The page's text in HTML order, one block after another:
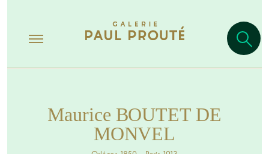
Maurice BOUTET DE
MONVEL